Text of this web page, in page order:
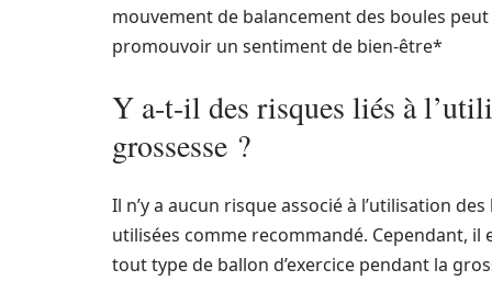
mouvement de balancement des boules
promouvoir un sentiment de bien-être*
Y a-t-il des risques liés à
grossesse ?
Il n’y a aucun risque associé à l’utilisation
utilisées comme recommandé. Cependant,
tout type de ballon d’exercice pendant la